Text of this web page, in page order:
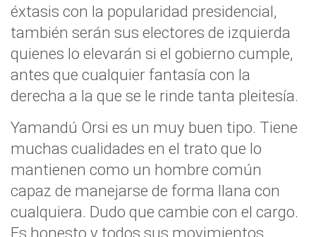
éxtasis con la popularidad presidencial,
también serán sus electores de izquierda
quienes lo elevarán si el gobierno cumple,
antes que cualquier fantasía con la
derecha a la que se le rinde tanta pleitesía.
Yamandú Orsi es un muy buen tipo. Tiene
muchas cualidades en el trato que lo
mantienen como un hombre común
capaz de manejarse de forma llana con
cualquiera. Dudo que cambie con el cargo.
Es honesto y todos sus movimientos